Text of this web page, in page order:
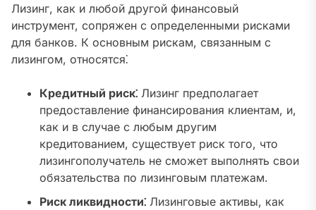
Лизинг, как и любой другой финансовый
инструмент, сопряжен с определенными рисками
для банков. К основным рискам, связанным с
лизингом, относятся⁚
Кредитный риск⁚ Лизинг предполагает
предоставление финансирования клиентам, и,
как и в случае с любым другим
кредитованием, существует риск того, что
лизингополучатель не сможет выполнять свои
обязательства по лизинговым платежам.
Риск ликвидности⁚ Лизинговые активы, как